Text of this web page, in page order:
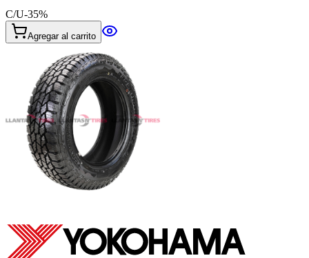
C/U-35%
Agregar al carrito